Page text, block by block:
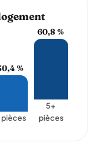
%
pièces
60,8 %
5+
pièces